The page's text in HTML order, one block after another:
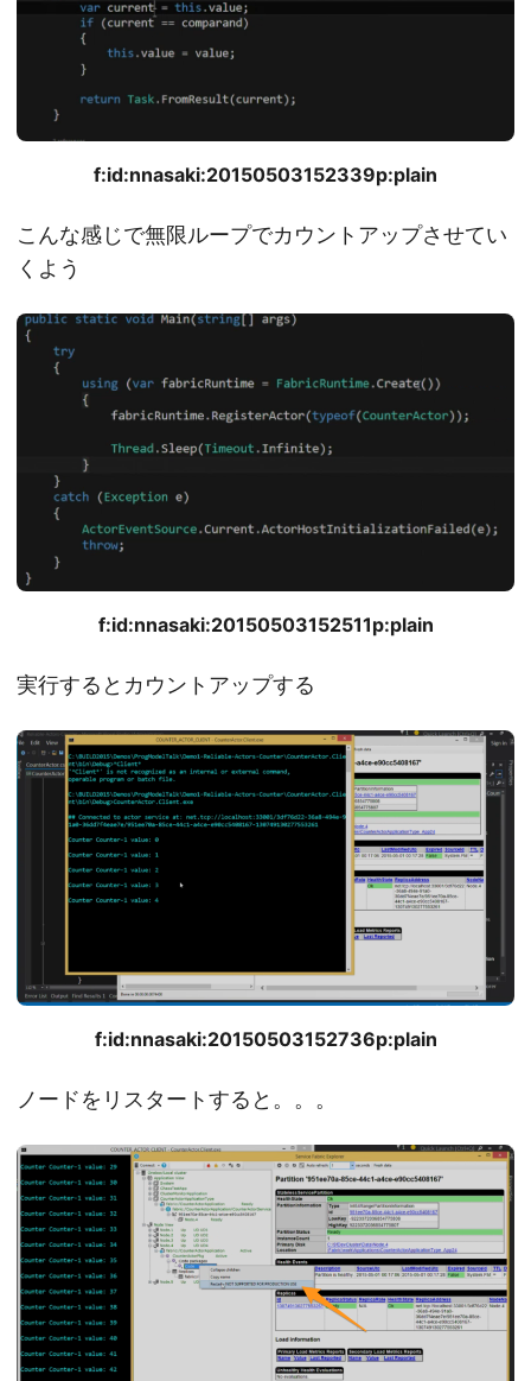
f:id:nnasaki:20150503152339p:plain
こんな感じで無限ループでカウントアップさせてい
くよう
f:id:nnasaki:20150503152511p:plain
実行するとカウントアップする
f:id:nnasaki:20150503152736p:plain
ノードをリスタートすると。。。